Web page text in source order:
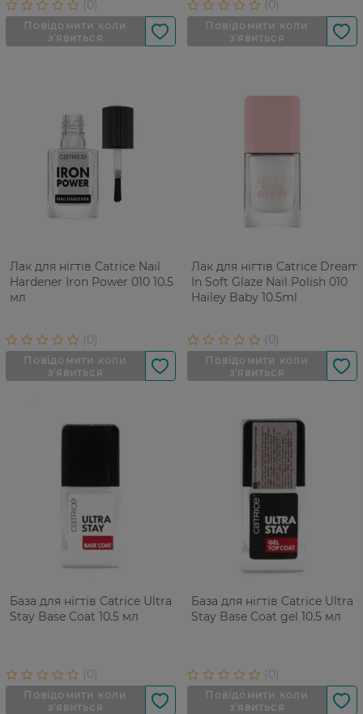
Лак для нігтів Catrice Nail
Hardener Iron Power 010 10.5
мл
Лак для нігтів Catrice Dream
In Soft Glaze Nail Polish 010
Hailey Baby 10.5ml
База для нігтів Catrice Ultra
Stay Base Coat 10.5 мл
База для нігтів Catrice Ultra
Stay Base Coat gel 10.5 мл